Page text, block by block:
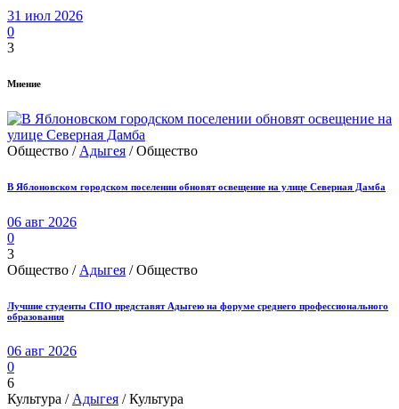
31 июл 2026
0
3
Мнение
Общество / Адыгея / Общество
В Яблоновском городском поселении обновят освещение на улице Северная Дамба
06 авг 2026
0
3
Общество / Адыгея / Общество
Лучшие студенты СПО представят Адыгею на форуме среднего профессионального
образования
06 авг 2026
0
6
Культура /Адыгея / Культура